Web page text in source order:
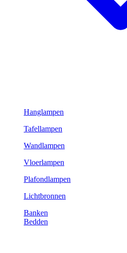
Hanglampen
Tafellampen
Wandlampen
Vloerlampen
Plafondlampen
Lichtbronnen
Banken
Bedden